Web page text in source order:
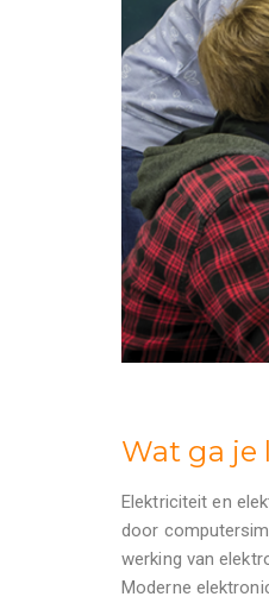
Wat ga je
Elektriciteit en
door
werking van
Moderne